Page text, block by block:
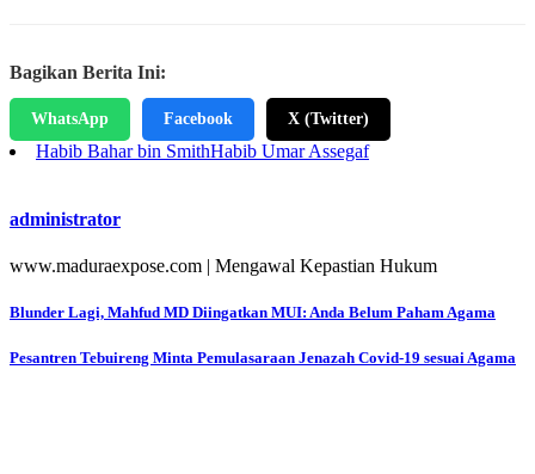
Bagikan Berita Ini:
WhatsApp Facebook X (Twitter)
Habib Bahar bin SmithHabib Umar Assegaf
administrator
www.maduraexpose.com | Mengawal Kepastian Hukum
Navigasi
pos
Blunder Lagi, Mahfud MD Diingatkan MUI: Anda Belum Paham Agama
Pesantren Tebuireng Minta Pemulasaraan Jenazah Covid-19 sesuai Agama